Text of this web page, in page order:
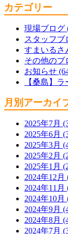
カテゴリー
現場ブログ
スタッフブ
すまいるさ
その他のブ
お知らせ
【桑島】
月別アーカイ
2025年7月
2025年6月
2025年3月
2025年2月
2025年1月
2024年12月
2024年11月
2024年10月
2024年9月
2024年8月
2024年7月